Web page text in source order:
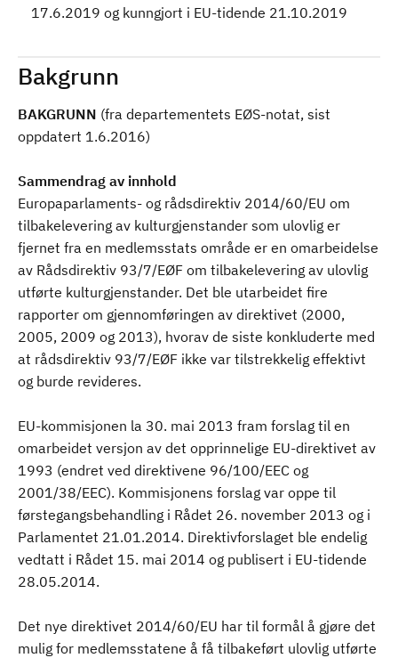
17.6.2019 og kunngjort i EU-tidende 21.10.2019
Bakgrunn
BAKGRUNN (fra departementets EØS-notat, sist
oppdatert 1.6.2016)
Sammendrag av innhold
Europaparlaments- og rådsdirektiv 2014/60/EU om
tilbakelevering av kulturgjenstander som ulovlig er
fjernet fra en medlemsstats område er en omarbeidelse
av Rådsdirektiv 93/7/EØF om tilbakelevering av ulovlig
utførte kulturgjenstander. Det ble utarbeidet fire
rapporter om gjennomføringen av direktivet (2000,
2005, 2009 og 2013), hvorav de siste konkluderte med
at rådsdirektiv 93/7/EØF ikke var tilstrekkelig effektivt
og burde revideres.
EU-kommisjonen la 30. mai 2013 fram forslag til en
omarbeidet versjon av det opprinnelige EU-direktivet av
1993 (endret ved direktivene 96/100/EEC og
2001/38/EEC). Kommisjonens forslag var oppe til
førstegangsbehandling i Rådet 26. november 2013 og i
Parlamentet 21.01.2014. Direktivforslaget ble endelig
vedtatt i Rådet 15. mai 2014 og publisert i EU-tidende
28.05.2014.
Det nye direktivet 2014/60/EU har til formål å gjøre det
mulig for medlemsstatene å få tilbakeført ulovlig utførte